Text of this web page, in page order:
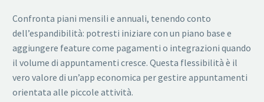
Confronta piani mensili e annuali, tenendo conto
dell’espandibilità: potresti iniziare con un piano base e
aggiungere feature come pagamenti o integrazioni quando
il volume di appuntamenti cresce. Questa flessibilità è il
vero valore di un’app economica per gestire appuntamenti
orientata alle piccole attività.